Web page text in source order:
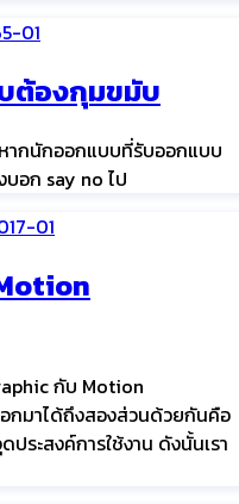
ต้องกุมขมับ
หากนักออกแบบที่รับออกแบบ
อก say no ไป
กับ Motion
กมาได้ถึงสองส่วนด้วยกันคือ
ระสงค์การใช้งาน ดังนั้นเรา